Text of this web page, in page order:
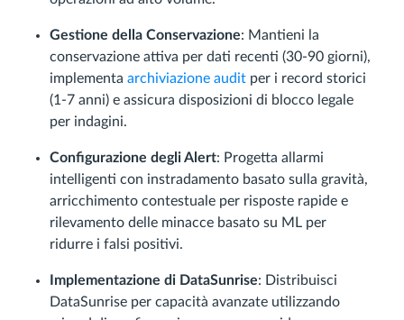
Gestione della Conservazione: Mantieni la
conservazione attiva per dati recenti (30-90 giorni),
implementa archiviazione audit per i record storici
(1-7 anni) e assicura disposizioni di blocco legale
per indagini.
Configurazione degli Alert: Progetta allarmi
intelligenti con instradamento basato sulla gravità,
arricchimento contestuale per risposte rapide e
rilevamento delle minacce basato su ML per
ridurre i falsi positivi.
Implementazione di DataSunrise: Distribuisci
DataSunrise per capacità avanzate utilizzando